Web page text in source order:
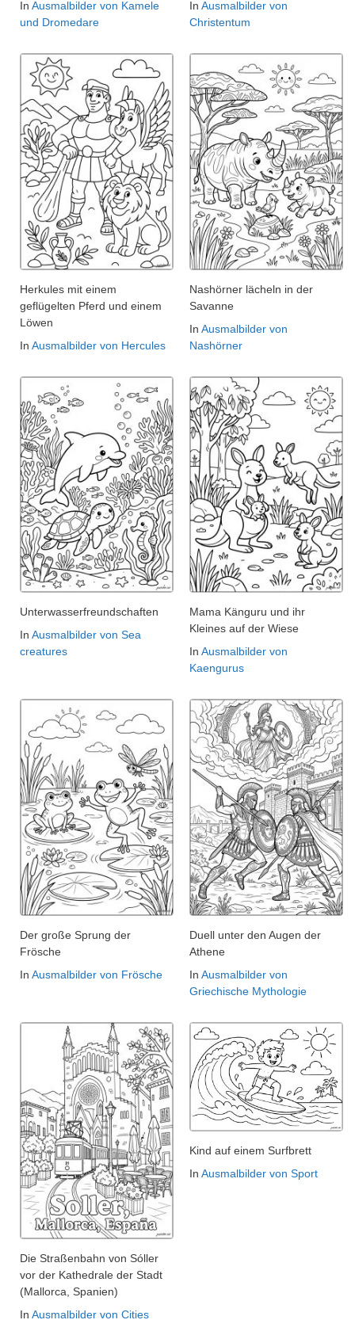
In Ausmalbilder von Kamele
und Dromedare
In Ausmalbilder von
Christentum
Herkules mit einem
geflügelten Pferd und einem
Löwen
In Ausmalbilder von Hercules
Nashörner lächeln in der
Savanne
In Ausmalbilder von
Nashörner
Unterwasserfreundschaften
In Ausmalbilder von Sea
creatures
Mama Känguru und ihr
Kleines auf der Wiese
In Ausmalbilder von
Kaengurus
Der große Sprung der
Frösche
In Ausmalbilder von Frösche
Duell unter den Augen der
Athene
In Ausmalbilder von
Griechische Mythologie
Die Straßenbahn von Sóller
vor der Kathedrale der Stadt
(Mallorca, Spanien)
In Ausmalbilder von Cities
Kind auf einem Surfbrett
In Ausmalbilder von Sport